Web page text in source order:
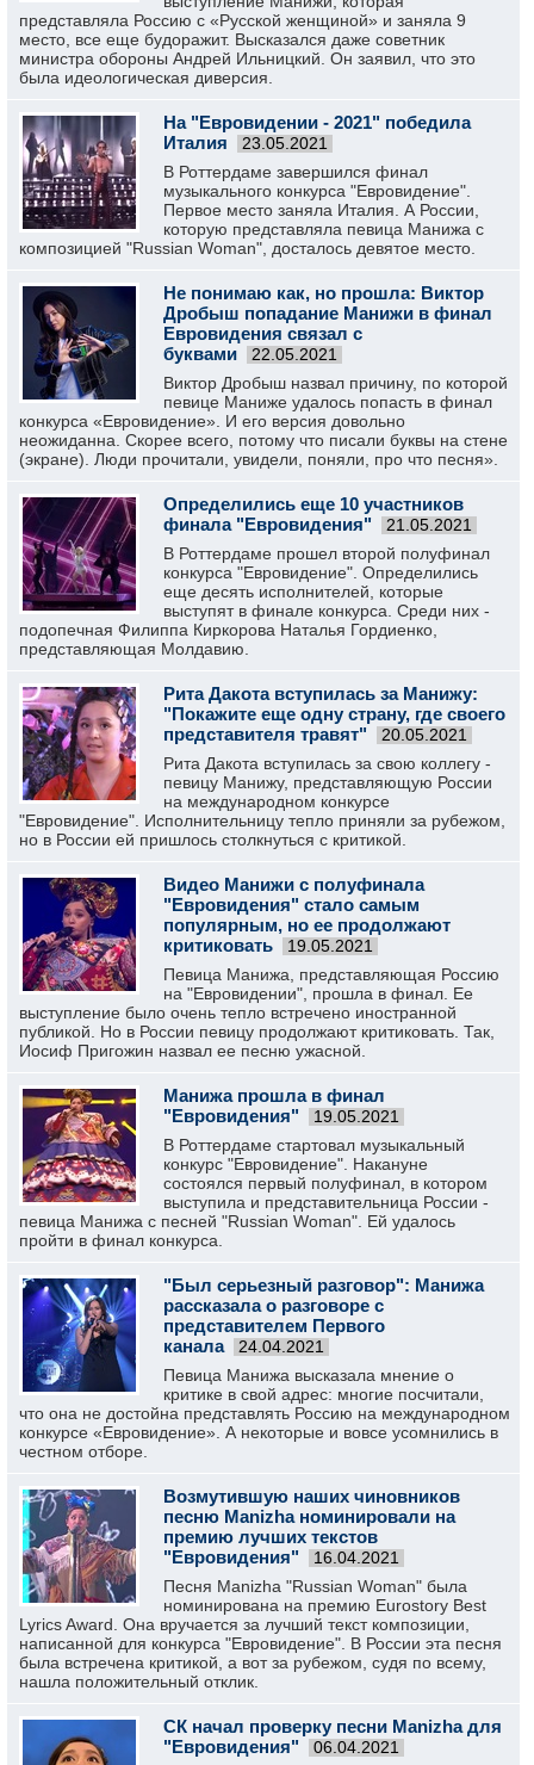
представляла Россию с «Русской женщиной» и заняла 9
место, все еще будоражит. Высказался даже советник
министра обороны Андрей Ильницкий. Он заявил, что это
была идеологическая диверсия.
На "Евровидении - 2021" победила
Италия
23.05.2021
В Роттердаме завершился финал
музыкального конкурса "Евровидение".
Первое место заняла Италия. А России,
которую представляла певица Манижа с
композицией "Russian Woman", досталось девятое место.
Не понимаю как, но прошла: Виктор
Дробыш попадание Манижи в финал
Евровидения связал с
буквами
22.05.2021
Виктор Дробыш назвал причину, по которой
певице Маниже удалось попасть в финал
конкурса «Евровидение». И его версия довольно
неожиданна. Скорее всего, потому что писали буквы на стене
(экране). Люди прочитали, увидели, поняли, про что песня».
Определились еще 10 участников
финала "Евровидения"
21.05.2021
В Роттердаме прошел второй полуфинал
конкурса "Евровидение". Определились
еще десять исполнителей, которые
выступят в финале конкурса. Среди них -
подопечная Филиппа Киркорова Наталья Гордиенко,
представляющая Молдавию.
Рита Дакота вступилась за Манижу:
"Покажите еще одну страну, где своего
представителя травят"
20.05.2021
Рита Дакота вступилась за свою коллегу -
певицу Манижу, представляющую России
на международном конкурсе
"Евровидение". Исполнительницу тепло приняли за рубежом,
но в России ей пришлось столкнуться с критикой.
Видео Манижи с полуфинала
"Евровидения" стало самым
популярным, но ее продолжают
критиковать
19.05.2021
Певица Манижа, представляющая Россию
на "Евровидении", прошла в финал. Ее
выступление было очень тепло встречено иностранной
публикой. Но в России певицу продолжают критиковать. Так,
Иосиф Пригожин назвал ее песню ужасной.
Манижа прошла в финал
"Евровидения"
19.05.2021
В Роттердаме стартовал музыкальный
конкурс "Евровидение". Накануне
состоялся первый полуфинал, в котором
выступила и представительница России -
певица Манижа с песней "Russian Woman". Ей удалось
пройти в финал конкурса.
"Был серьезный разговор": Манижа
рассказала о разговоре с
представителем Первого
канала
24.04.2021
Певица Манижа высказала мнение о
критике в свой адрес: многие посчитали,
что она не достойна представлять Россию на международном
конкурсе «Евровидение». А некоторые и вовсе усомнились в
честном отборе.
Возмутившую наших чиновников
песню Manizha номинировали на
премию лучших текстов
"Евровидения"
16.04.2021
Песня Manizha "Russian Woman" была
номинирована на премию Eurostory Best
Lyrics Award. Она вручается за лучший текст композиции,
написанной для конкурса "Евровидение". В России эта песня
была встречена критикой, а вот за рубежом, судя по всему,
нашла положительный отклик.
СК начал проверку песни Manizha для
"Евровидения"
06.04.2021